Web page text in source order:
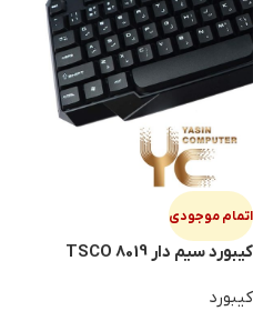
اتمام موجودی
کیبورد سیم دار TSCO 8019
کیبورد